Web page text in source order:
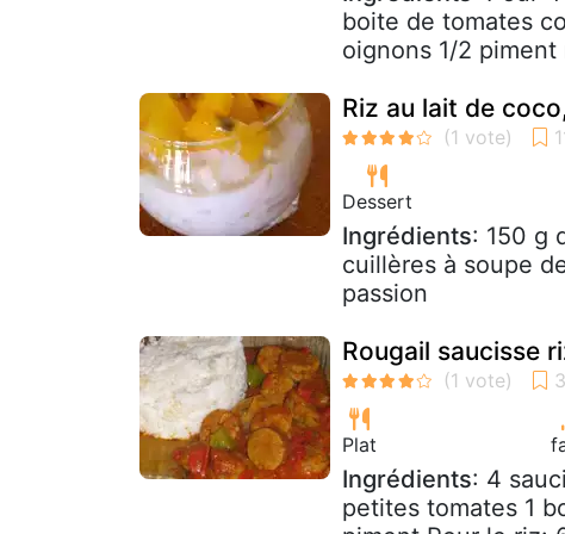
boite de tomates
oignons 1/2 piment
Riz au lait de
Dessert
Ingrédients: 150 g
cuillères à soupe
passion
Rougail saucisse
Plat
Ingrédients: 4
petites tomates 1